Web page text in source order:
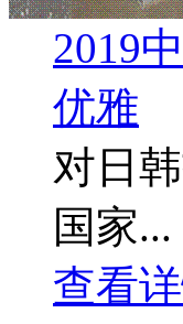
2019
优雅
对日
国家...
查看